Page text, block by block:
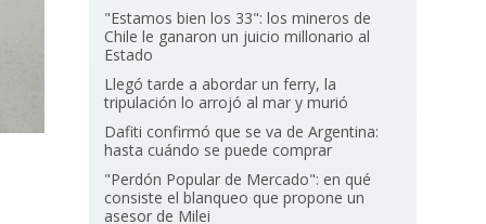
"Estamos bien los 33": los mineros de
Chile le ganaron un juicio millonario al
Estado
Llegó tarde a abordar un ferry, la
tripulación lo arrojó al mar y murió
Dafiti confirmó que se va de Argentina:
hasta cuándo se puede comprar
"Perdón Popular de Mercado": en qué
consiste el blanqueo que propone un
asesor de Milei